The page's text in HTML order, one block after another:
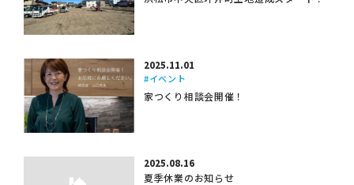
2025.11.01
#イベント
家つくり相談会開催！
2025.08.16
夏季休業のお知らせ